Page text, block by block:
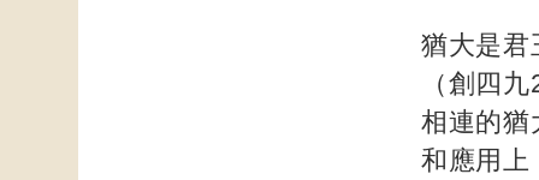
猶大是君
（創四
相連的猶
和應用上